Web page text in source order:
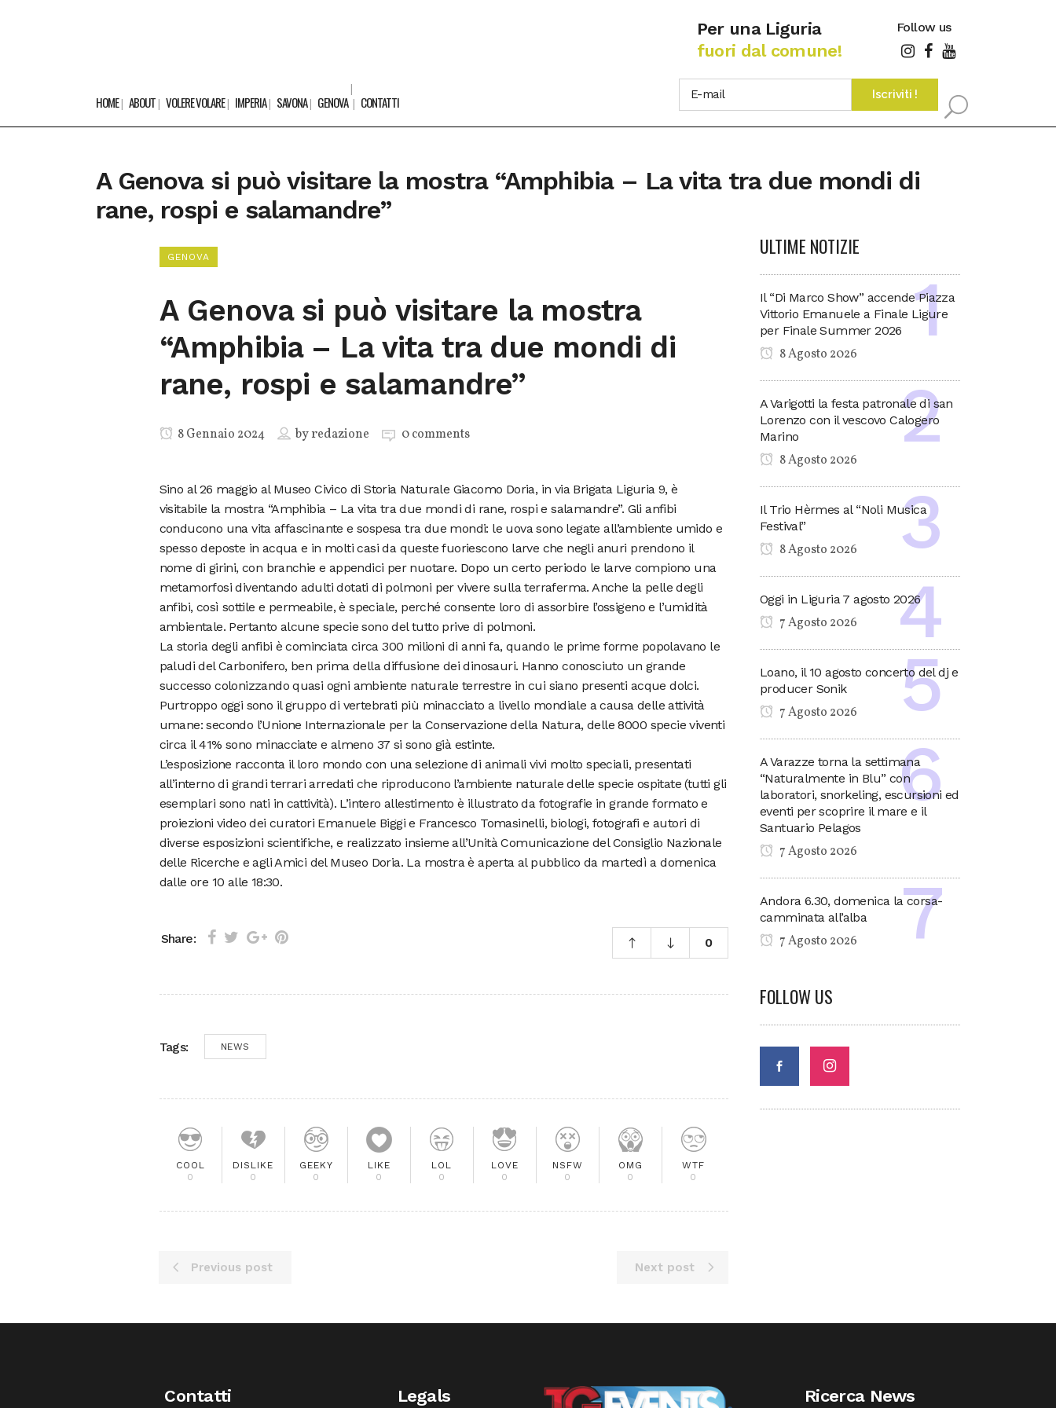
Per una Liguria
fuori dal comune!
Follow us
HOME ABOUT VOLERE VOLARE IMPERIA SAVONA GENOVA CONTATTI
A Genova si può visitare la mostra “Amphibia – La vita tra due mondi di
rane, rospi e salamandre”
GENOVA
A Genova si può visitare la mostra
“Amphibia – La vita tra due mondi di
rane, rospi e salamandre”
8 Gennaio 2024 byredazione 0 comments
Sino al 26 maggio al Museo Civico di Storia Naturale Giacomo Doria, in via Brigata Liguria 9, è
visitabile la mostra “Amphibia – La vita tra due mondi di rane, rospi e salamandre”. Gli anfibi
conducono una vita affascinante e sospesa tra due mondi: le uova sono legate all’ambiente umido e
spesso deposte in acqua e in molti casi da queste fuoriescono larve che negli anuri prendono il
nome di girini, con branchie e appendici per nuotare. Dopo un certo periodo le larve compiono una
metamorfosi diventando adulti dotati di polmoni per vivere sulla terraferma. Anche la pelle degli
anfibi, così sottile e permeabile, è speciale, perché consente loro di assorbire l’ossigeno e l’umidità
ambientale. Pertanto alcune specie sono del tutto prive di polmoni.
La storia degli anfibi è cominciata circa 300 milioni di anni fa, quando le prime forme popolavano le
paludi del Carbonifero, ben prima della diffusione dei dinosauri. Hanno conosciuto un grande
successo colonizzando quasi ogni ambiente naturale terrestre in cui siano presenti acque dolci.
Purtroppo oggi sono il gruppo di vertebrati più minacciato a livello mondiale a causa delle attività
umane: secondo l’Unione Internazionale per la Conservazione della Natura, delle 8000 specie viventi
circa il 41% sono minacciate e almeno 37 si sono già estinte.
L’esposizione racconta il loro mondo con una selezione di animali vivi molto speciali, presentati
all’interno di grandi terrari arredati che riproducono l’ambiente naturale delle specie ospitate (tutti gli
esemplari sono nati in cattività). L’intero allestimento è illustrato da fotografie in grande formato e
proiezioni video dei curatori Emanuele Biggi e Francesco Tomasinelli, biologi, fotografi e autori di
diverse esposizioni scientifiche, e realizzato insieme all’Unità Comunicazione del Consiglio Nazionale
delle Ricerche e agli Amici del Museo Doria. La mostra è aperta al pubblico da martedì a domenica
dalle ore 10 alle 18:30.
Share: 0
Tags: NEWS
COOL
0
DISLIKE
0
GEEKY
0
LIKE
0
LOL
0
LOVE
0
NSFW
0
OMG
0
WTF
0
Previous post Next post
ULTIME NOTIZIE
Il “Di Marco Show” accende Piazza
Vittorio Emanuele a Finale Ligure
per Finale Summer 2026
8 Agosto 2026
A Varigotti la festa patronale di san
Lorenzo con il vescovo Calogero
Marino
8 Agosto 2026
Il Trio Hèrmes al “Noli Musica
Festival”
8 Agosto 2026
Oggi in Liguria 7 agosto 2026
7 Agosto 2026
Loano, il 10 agosto concerto del dj e
producer Sonik
7 Agosto 2026
A Varazze torna la settimana
“Naturalmente in Blu” con
laboratori, snorkeling, escursioni ed
eventi per scoprire il mare e il
Santuario Pelagos
7 Agosto 2026
Andora 6.30, domenica la corsa-
camminata all’alba
7 Agosto 2026
FOLLOW US
Contatti Legals Ricerca News